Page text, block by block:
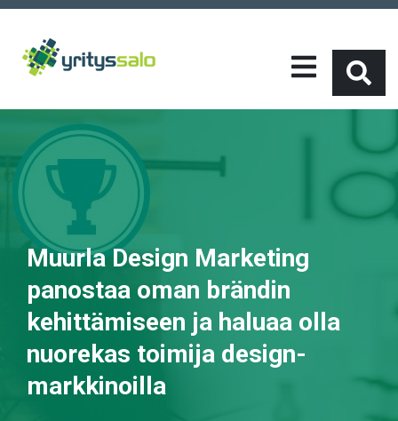
Muurla Design Marketing
panostaa oman brändin
kehittämiseen ja haluaa olla
nuorekas toimija design-
markkinoilla